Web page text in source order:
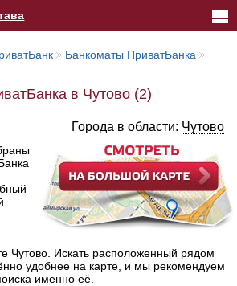
Банкоматы ПриватБанка
в Чутово (2)
Города в области: Чутово
Чутово. Искать расположенный рядом
удобнее на карте, и мы рекомендуем
именно её.